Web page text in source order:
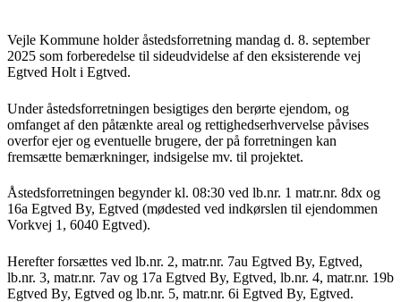
Vejle Kommune holder åstedsforretning mandag d. 8. september
2025 som forberedelse til sideudvidelse af den eksisterende vej
Egtved Holt i Egtved.
Under åstedsforretningen besigtiges den berørte ejendom, og
omfanget af den påtænkte areal og rettighedserhvervelse påvises
overfor ejer og eventuelle brugere, der på forretningen kan
fremsætte bemærkninger, indsigelse mv. til projektet.
Åstedsforretningen begynder kl. 08:30 ved lb.nr. 1 matr.nr. 8dx og
16a Egtved By, Egtved (mødested ved indkørslen til ejendommen
Vorkvej 1, 6040 Egtved).
Herefter forsættes ved lb.nr. 2, matr.nr. 7au Egtved By, Egtved,
lb.nr. 3, matr.nr. 7av og 17a Egtved By, Egtved, lb.nr. 4, matr.nr. 19b
Egtved By, Egtved og lb.nr. 5, matr.nr. 6i Egtved By, Egtved.